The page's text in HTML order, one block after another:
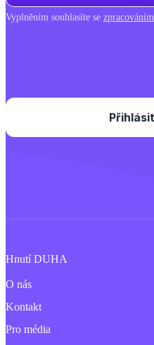
Vyplněním souhlasíte se
Hnutí DUHA
O nás
Kontakt
Pro média